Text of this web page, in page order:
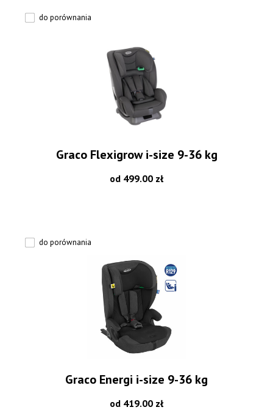
do porównania
Graco Flexigrow i-size 9-36 kg
od 499.00 zł
do porównania
Graco Energi i-size 9-36 kg
od 419.00 zł